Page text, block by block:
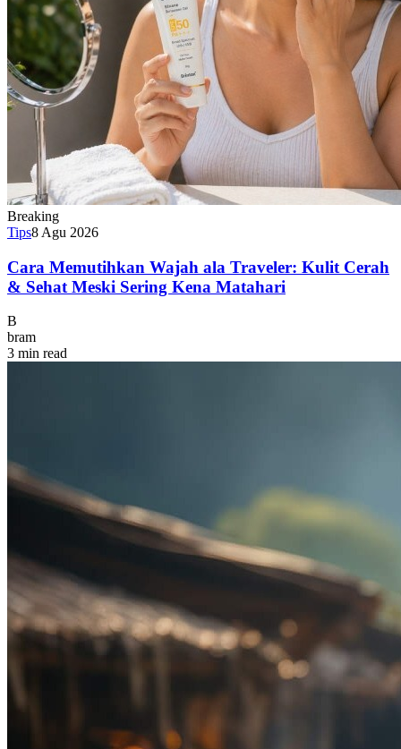
Breaking
Tips8 Agu 2026
Cara Memutihkan Wajah ala Traveler: Kulit Cerah
& Sehat Meski Sering Kena Matahari
B
bram
3 min read